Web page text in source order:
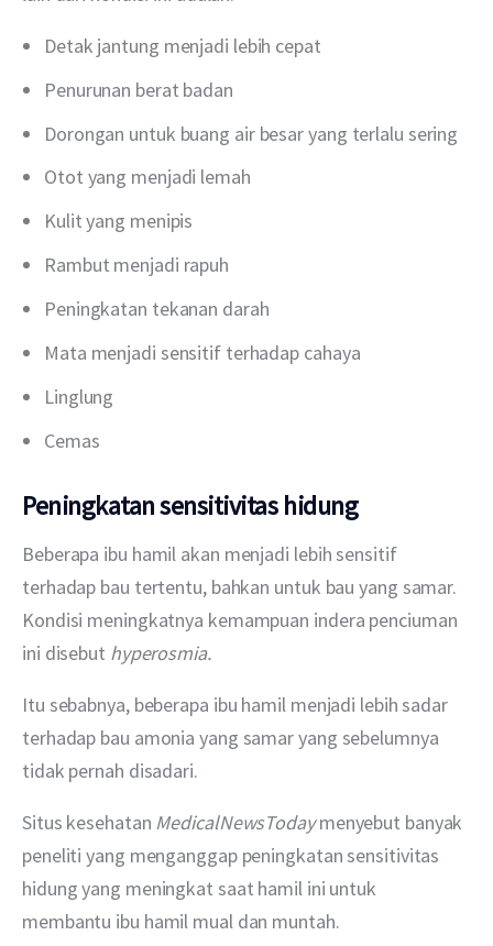
Detak jantung menjadi lebih cepat
Penurunan berat badan
Dorongan untuk buang air besar yang terlalu sering
Otot yang menjadi lemah
Kulit yang menipis
Rambut menjadi rapuh
Peningkatan tekanan darah
Mata menjadi sensitif terhadap cahaya
Linglung
Cemas
Peningkatan sensitivitas hidung
Beberapa ibu hamil akan menjadi lebih sensitif
terhadap bau tertentu, bahkan untuk bau yang samar.
Kondisi meningkatnya kemampuan indera penciuman
ini disebut hyperosmia.
Itu sebabnya, beberapa ibu hamil menjadi lebih sadar
terhadap bau amonia yang samar yang sebelumnya
tidak pernah disadari.
Situs kesehatan MedicalNewsToday menyebut banyak
peneliti yang menganggap peningkatan sensitivitas
hidung yang meningkat saat hamil ini untuk
membantu ibu hamil mual dan muntah.